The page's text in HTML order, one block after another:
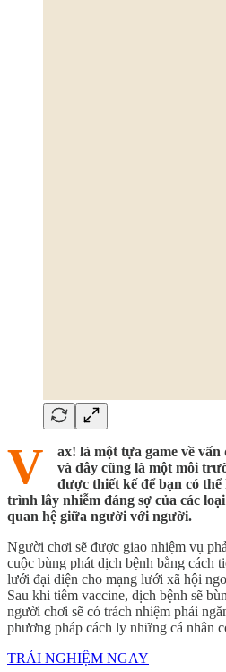
V
ax! là một tựa game về
và dây cũng là một môi
được thiết kế để bạn có
trình lây nhiễm đáng sợ của các
quan hệ giữa người với người.
Người chơi sẽ được giao nhiệm vụ
cuộc bùng phát dịch bệnh bằng cách
lưới đại diện cho mạng lưới xã hội
Sau khi tiêm vaccine, dịch bệnh sẽ
người chơi sẽ có trách nhiệm phải
phương pháp cách ly những cá nhân
TRẢI NGHIỆM NGAY